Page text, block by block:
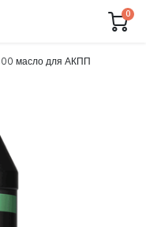
0
масло для АКПП